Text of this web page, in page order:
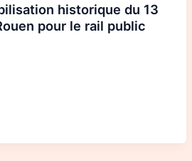
historique du 13
pour le rail public